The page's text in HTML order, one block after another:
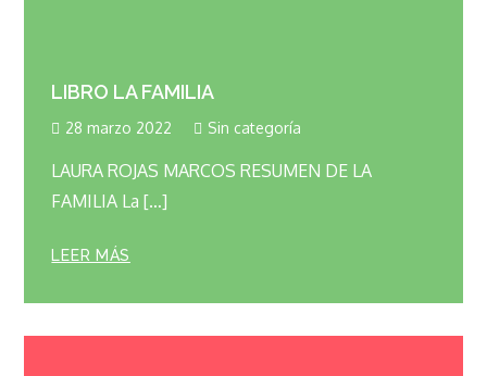
LIBRO LA FAMILIA
28 marzo 2022 Sin categoría
LAURA ROJAS MARCOS RESUMEN DE LA
FAMILIA La […]
LEER MÁS